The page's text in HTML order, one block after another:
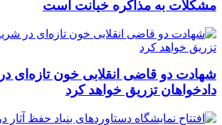
مشکلات به مذاکره خیانت است
شهادت دو قاضی انقلابی خون تازه‌ای
دادخواهان تزریق خواهد کرد